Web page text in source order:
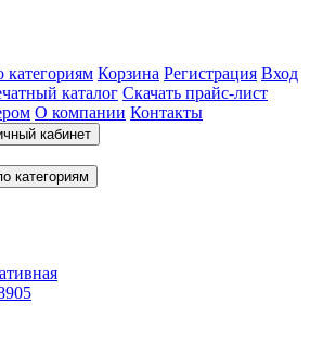
категориям Корзина Регистрация Вход
каталог Скачать прайс-лист
О компании Контакты
кабинет
категориям